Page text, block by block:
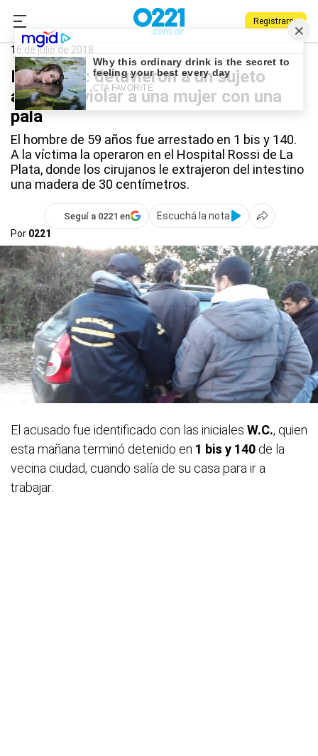
Registrarse
0221.com.ar
Ensenada
16 de julio de 2018
Ensenada: detuvieron a un sujeto
acusado violar a una mujer con una
pala
El hombre de 59 años fue arrestado en 1 bis y 140.
A la víctima la operaron en el Hospital Rossi de La
Plata, donde los cirujanos le extrajeron del intestino
una madera de 30 centímetros.
Seguí a 0221 en
Escuchá la nota
Por 0221
El acusado fue identificado con las iniciales W.C., quien
esta mañana terminó detenido en 1 bis y 140 de la
vecina ciudad, cuando salía de su casa para ir a
trabajar.